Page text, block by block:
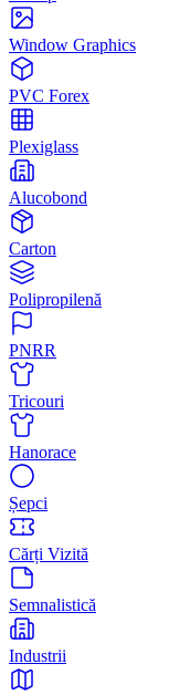
Window Graphics
PVC Forex
Plexiglass
Alucobond
Carton
Polipropilenă
PNRR
Tricouri
Hanorace
Șepci
Cărți Vizită
Semnalistică
Industrii